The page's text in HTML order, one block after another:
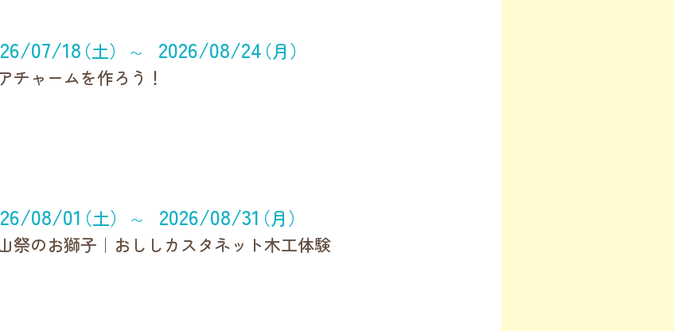
07/18（土） 〜 2026/08/24（月）
チャームを作ろう！
08/01（土） 〜 2026/08/31（月）
祭のお獅子｜おししカスタネット木工体験